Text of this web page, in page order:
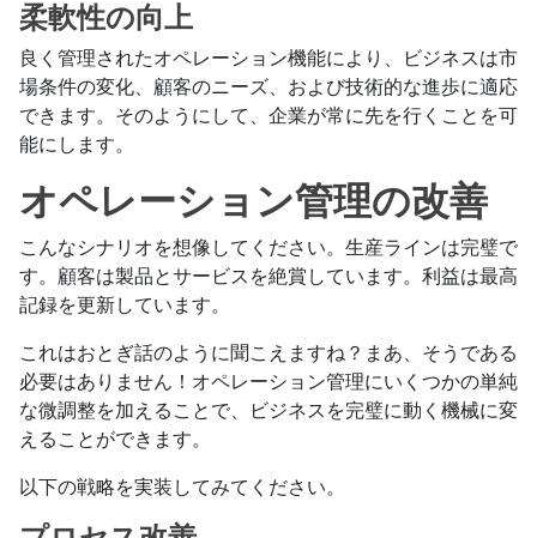
柔軟性の向上
良く管理されたオペレーション機能により、ビジネスは市
場条件の変化、顧客のニーズ、および技術的な進歩に適応
できます。そのようにして、企業が常に先を行くことを可
能にします。
オペレーション管理の改善
こんなシナリオを想像してください。生産ラインは完璧で
す。顧客は製品とサービスを絶賞しています。利益は最高
記録を更新しています。
これはおとぎ話のように聞こえますね？まあ、そうである
必要はありません！オペレーション管理にいくつかの単純
な微調整を加えることで、ビジネスを完璧に動く機械に変
えることができます。
以下の戦略を実装してみてください。